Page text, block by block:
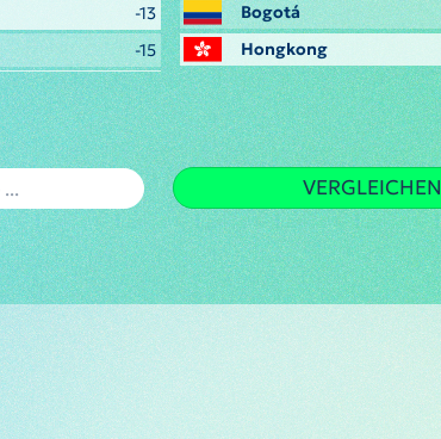
-13
-15
Bogotá
Hongkong
VERGLEICHEN